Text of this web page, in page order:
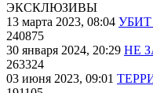
ЭКСКЛЮЗИВЫ
13 марта 2023, 08:04
240875
30 января 2024, 20:29 НЕ
263324
03 июня 2023, 09:01